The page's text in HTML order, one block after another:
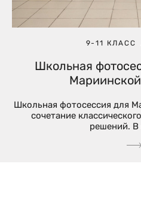
9-11 КЛАСС
Школьная
Школьная фотосессия для
сочетание
решений. В